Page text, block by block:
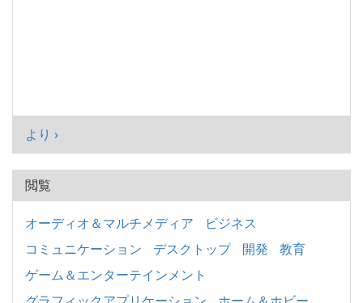
より ›
閲覧
オーディオ＆マルチメディア
ビジネス
コミュニケーション
デスクトップ 開発
教育
ゲーム＆エンターテインメント